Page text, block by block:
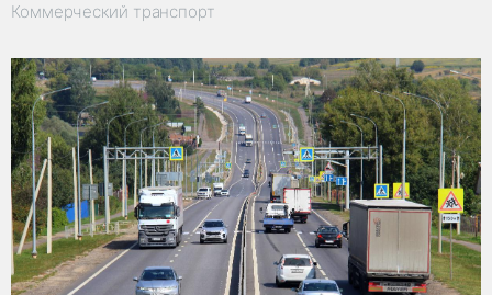
Коммерческий транспорт